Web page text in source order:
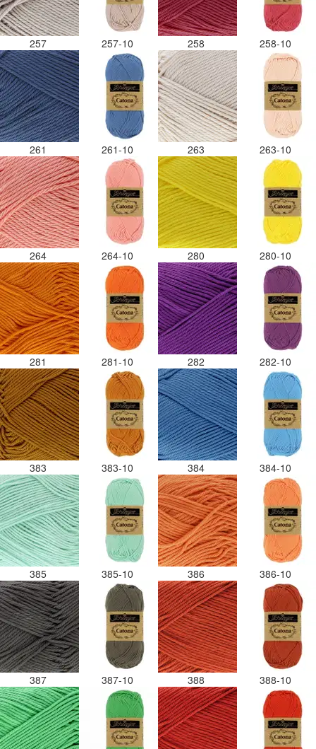
257 257-10 258 258-10
261 261-10 263 263-10
264 264-10 280 280-10
281 281-10 282 282-10
383 383-10 384 384-10
385 385-10 386 386-10
387 387-10 388 388-10